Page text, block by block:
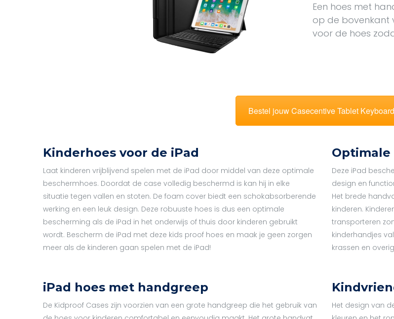
Een hoes met
op de bovenkant
voor de hoes
Bestel jouw Casecentive Tablet
Kinderhoes voor de iPad
Laat kinderen vrijblijvend spelen met de iPad door middel van deze optimale
beschermhoes. Doordat de case volledig beschermd is kan hij in elke
situatie tegen vallen en stoten. De foam cover biedt een schokabsorberende
werking en een leuk design. Deze robuuste hoes is dus een optimale
bescherming als de iPad in het onderwijs of thuis door kinderen gebruikt
wordt. Bescherm de iPad met deze kids proof hoes en maak je geen zorgen
meer als de kinderen gaan spelen met de iPad!
Optimale
Deze iPad
design en
Het brede
kinderen.
transporteren
kinderhandjes
krassen en
iPad hoes met handgreep
De Kidproof Cases zijn voorzien van een grote handgreep die het gebruik van
Het design van